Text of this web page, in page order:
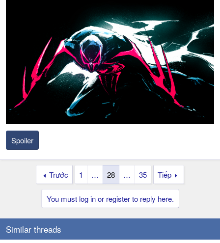
Spoiler
Trước 1 … 28 … 35 Tiếp
You must log in or register to reply here.
Similar threads